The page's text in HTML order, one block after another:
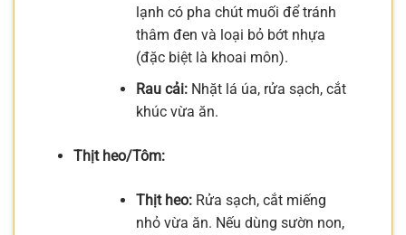
lạnh có pha chút muối để tránh
thâm đen và loại bỏ bớt nhựa
(đặc biệt là khoai môn).
Rau cải:Nhặt lá úa, rửa sạch, cắt
khúc vừa ăn.
Thịt heo/Tôm:
Thịt heo:Rửa sạch, cắt miếng
nhỏ vừa ăn. Nếu dùng sườn non,